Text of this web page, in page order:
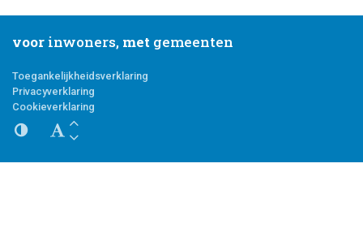
voor inwoners, met gemeenten
Toegankelijkheidsverklaring
Privacyverklaring
Cookieverklaring